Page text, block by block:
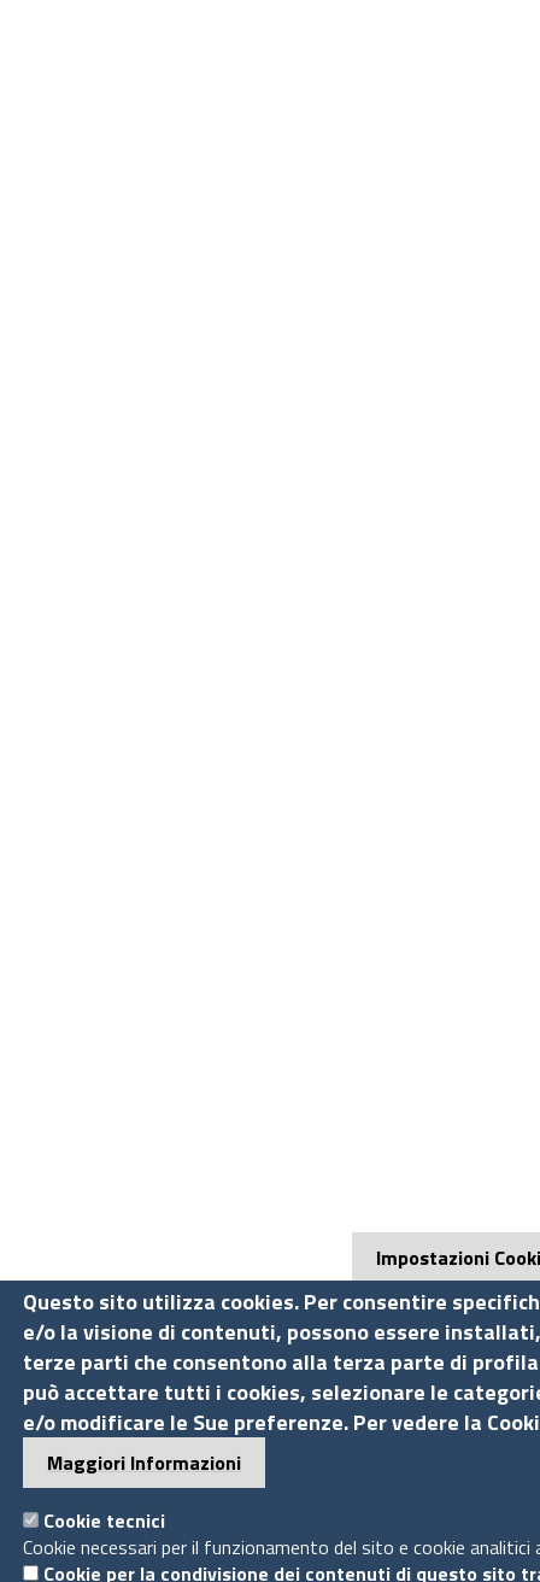
Impostazioni
Questo sito utilizza cookies. Per consentire
e/o la visione di contenuti, possono essere
terze parti che consentono alla terza parte di
può accettare tutti i cookies, selezionare le
e/o modificare le Sue preferenze. Per vedere la
Maggiori Informazioni
Cookie tecnici
Cookie necessari per il funzionamento del sito e cookie analitici
Cookie per la condivisione dei contenuti di questo